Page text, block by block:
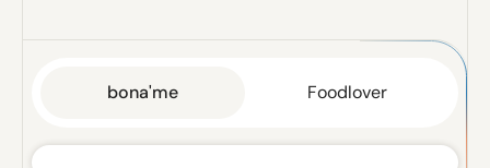
bona'me Foodlover